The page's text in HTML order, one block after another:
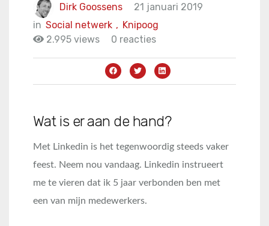
Dirk Goossens
21 januari 2019
in
Knipoog
Social netwerk ,
2.995 views
0 reacties
Wat is er aan de hand?
Met Linkedin is het tegenwoordig steeds vaker
feest. Neem nou vandaag. Linkedin instrueert
me te vieren dat ik 5 jaar verbonden ben met
een van mijn medewerkers.